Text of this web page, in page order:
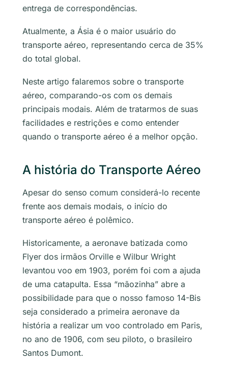
entrega de correspondências.
Atualmente, a Ásia é o maior usuário do
transporte aéreo, representando cerca de 35%
do total global.
Neste artigo falaremos sobre o transporte
aéreo, comparando-os com os demais
principais modais. Além de tratarmos de suas
facilidades e restrições e como entender
quando o transporte aéreo é a melhor opção.
A história do Transporte Aéreo
Apesar do senso comum considerá-lo recente
frente aos demais modais, o início do
transporte aéreo é polêmico.
Historicamente, a aeronave batizada como
Flyer dos irmãos Orville e Wilbur Wright
levantou voo em 1903, porém foi com a ajuda
de uma catapulta. Essa “mãozinha” abre a
possibilidade para que o nosso famoso 14-Bis
seja considerado a primeira aeronave da
história a realizar um voo controlado em Paris,
no ano de 1906, com seu piloto, o brasileiro
Santos Dumont.